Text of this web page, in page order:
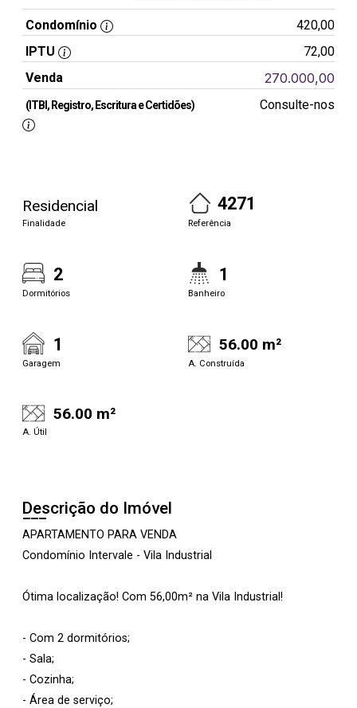
Condomínio
420,00
IPTU
72,00
Venda
270.000,00
(ITBI, Registro, Escritura e Certidões) Consulte-nos
Residencial
Finalidade
4271
Referência
2
Dormitórios
1
Banheiro
1
Garagem
56.00 m²
A. Construída
56.00 m²
A. Útil
Descrição do Imóvel
APARTAMENTO PARA VENDA
Condomínio Intervale - Vila Industrial
Ótima localização! Com 56,00m² na Vila Industrial!
- Com 2 dormitórios;
- Sala;
- Cozinha;
- Área de serviço;